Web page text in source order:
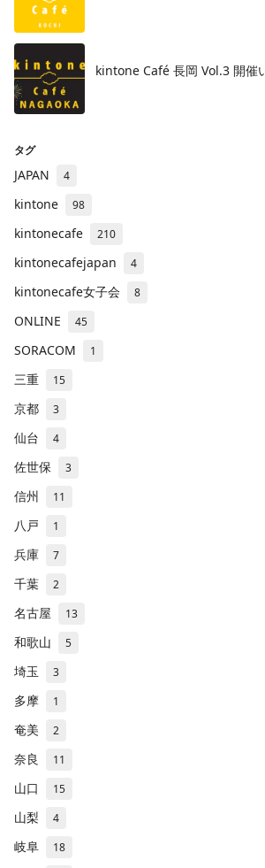
kintone Café 長岡 Vol.3 開催
タグ
JAPAN 4
kintone 98
kintonecafe 210
kintonecafejapan 4
kintonecafe女子会 8
ONLINE 45
SORACOM 1
三重 15
京都 3
仙台 4
佐世保 3
信州 11
八戸 1
兵庫 7
千葉 2
名古屋 13
和歌山 5
埼玉 3
多摩 1
奄美 2
奈良 11
山口 15
山梨 4
岐阜 18